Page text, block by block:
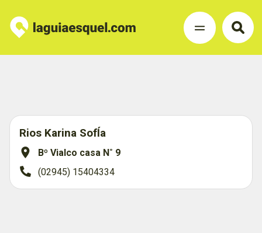
Rios Karina SofÍa
Bº Vialco casa N˚ 9
(02945) 15404334